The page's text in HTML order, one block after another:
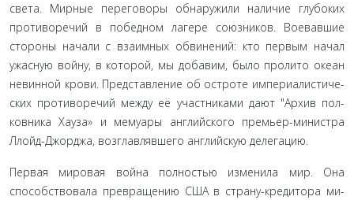
света. Мирные переговоры обнаружили наличие глубо­ких
противоречий в победном лагере союзников. Воевавшие
стороны начали с взаимных обвинений: кто первым начал
ужасную войну, в которой, мы добавим, было пролито океан
невинной крови. Представление об остроте империалистиче­
ских противоречий между её участниками дают "Архив пол­
ковника Хауза» и мемуары английского премьер-министра
Ллойд-Джорджа, возглавлявшего английскую делегацию.
Первая мировая война полностью изменила мир. Она
способствовала превращению США в страну-кредитора ми­